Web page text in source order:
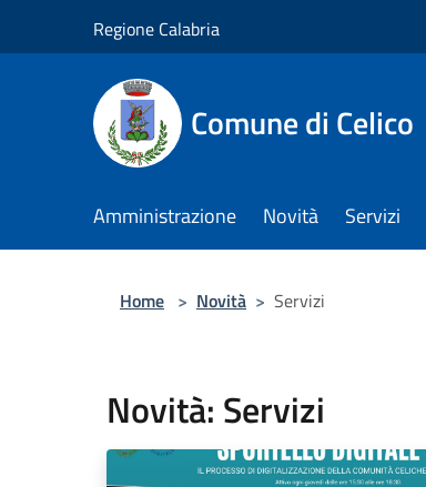
Regione Calabria
Comune di Celico
Amministrazione Novità Servizi
Home > Novità > Servizi
Novità: Servizi